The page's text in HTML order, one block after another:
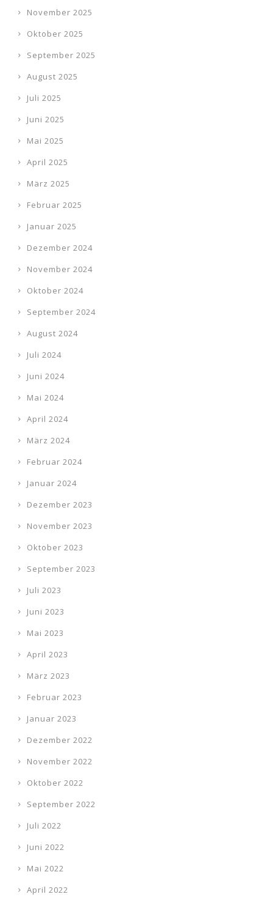
November 2025
Oktober 2025
September 2025
August 2025
Juli 2025
Juni 2025
Mai 2025
April 2025
März 2025
Februar 2025
Januar 2025
Dezember 2024
November 2024
Oktober 2024
September 2024
August 2024
Juli 2024
Juni 2024
Mai 2024
April 2024
März 2024
Februar 2024
Januar 2024
Dezember 2023
November 2023
Oktober 2023
September 2023
Juli 2023
Juni 2023
Mai 2023
April 2023
März 2023
Februar 2023
Januar 2023
Dezember 2022
November 2022
Oktober 2022
September 2022
Juli 2022
Juni 2022
Mai 2022
April 2022